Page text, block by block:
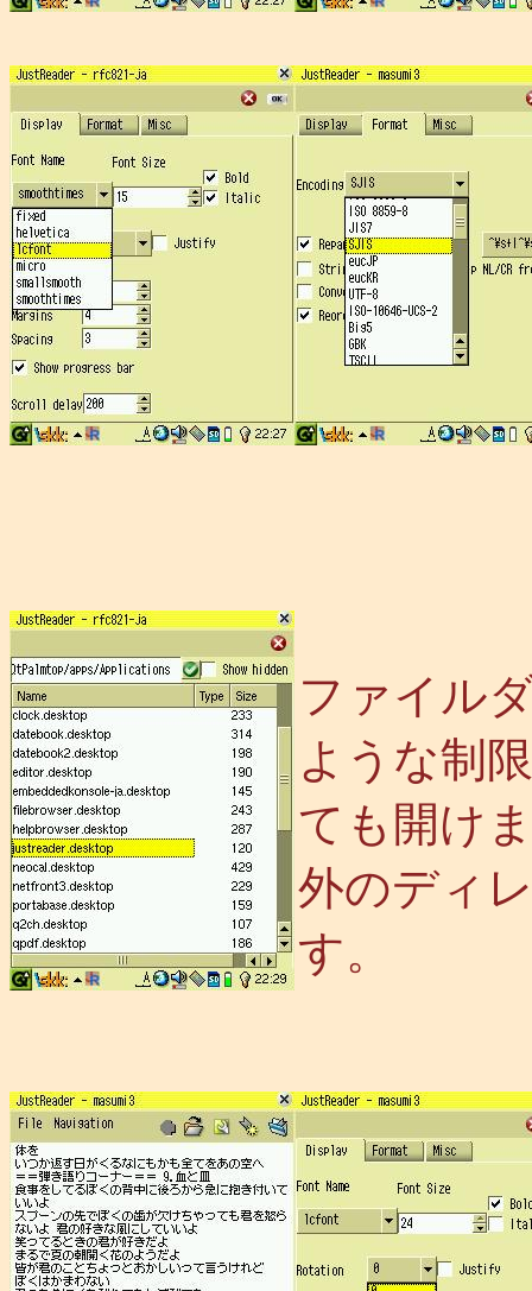
ファイル
ような制
ても開け
外のディ
す。